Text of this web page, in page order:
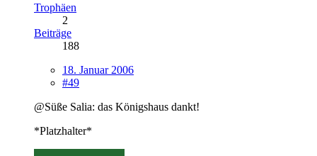
Trophäen
2
Beiträge
188
18. Januar 2006
#49
@Süße Salia: das Königshaus dankt!
*Platzhalter*